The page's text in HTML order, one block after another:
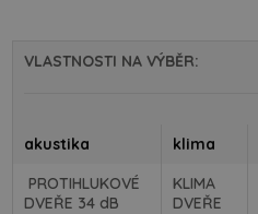
VLASTNOSTI NA VÝBĚR:
akustika klima
PROTIHLUKOVÉ
DVEŘE 34 dB
KLIMA
DVEŘE